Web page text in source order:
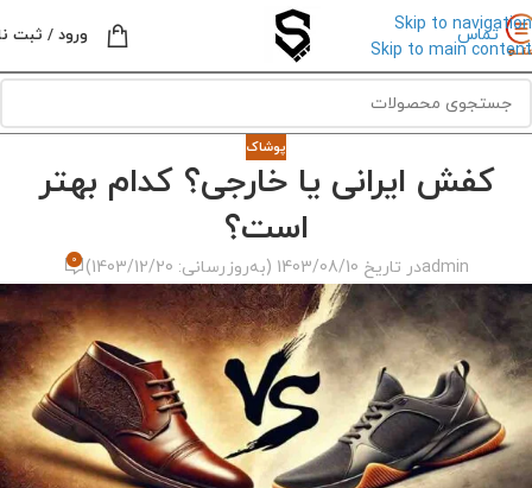
Skip to navigation
Skip to main content
تماس ورود / ثبت
پوشاک
کفش ایرانی یا خارجی؟ کدام بهتر
است؟
adminدر تاریخ 1403/08/10 (به‌روزرسانی: 1403/12/20) 0